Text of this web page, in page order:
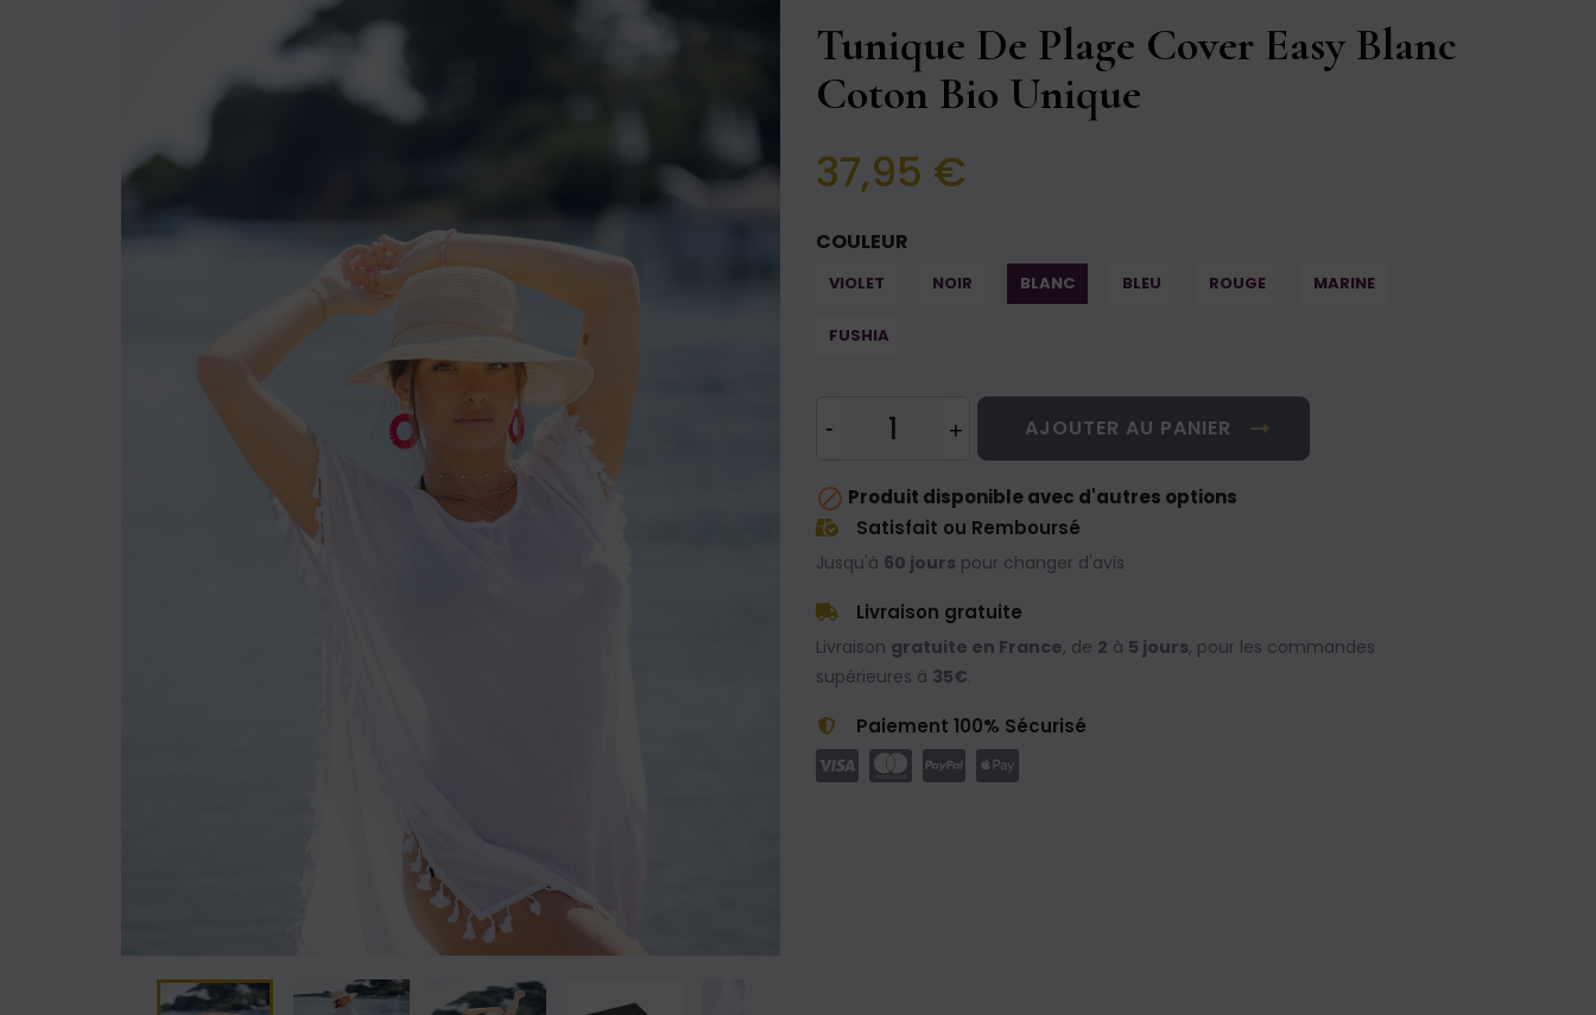
Tunique De Plage Cover Easy Blanc
Coton Bio Unique
37,95 €
COULEUR
VIOLET NOIR BLANC BLEU ROUGE MARINE
FUSHIA
AJOUTER AU PANIER
 Produit disponible avec d'autres options
Satisfait ou Remboursé
Jusqu'à 60 jours pour changer d'avis
Livraison gratuite
Livraison gratuite en France, de 2 à 5 jours, pour les commandes
supérieures à 35€.
Paiement 100% Sécurisé